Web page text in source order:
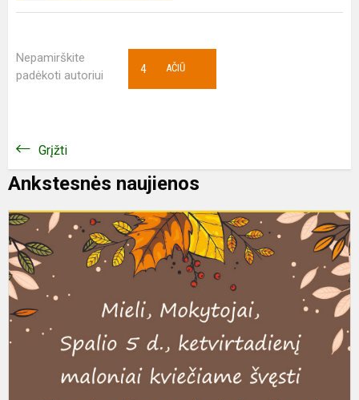
Nepamirškite
padėkoti autoriui
AČIŪ
4
Grįžti
Ankstesnės naujienos